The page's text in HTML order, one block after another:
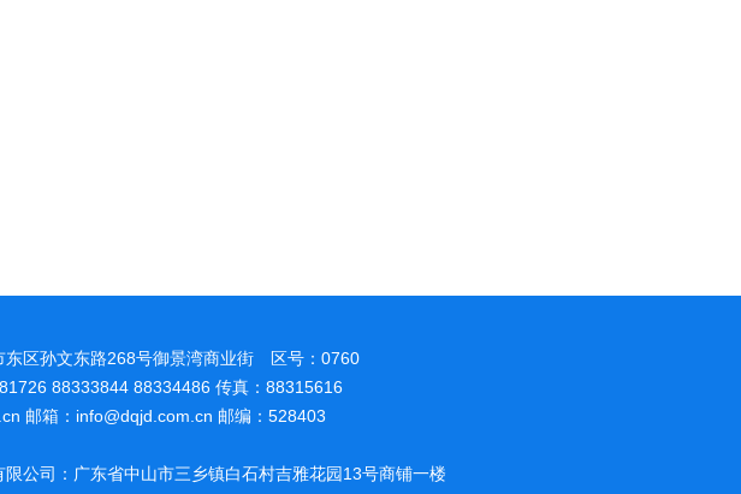
东区孙文东路268号御景湾商业街 区号：0760
88333844 88334486 传真：88315616
邮箱：info@dqjd.com.cn 邮编：528403
公司：广东省中山市三乡镇白石村吉雅花园13号商铺一楼